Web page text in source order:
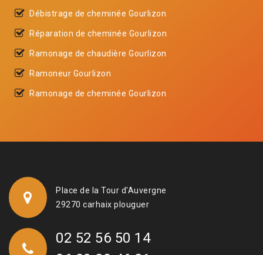
Débistrage de cheminée Gourlizon
Réparation de cheminée Gourlizon
Ramonage de chaudière Gourlizon
Ramoneur Gourlizon
Ramonage de cheminée Gourlizon
Place de la Tour d'Auvergne
29270 carhaix plouguer
02 52 56 50 14